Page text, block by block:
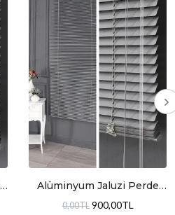
Alüminyum Jaluzi Perde
0,00TL 900,00TL